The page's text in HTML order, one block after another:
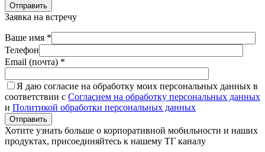
Отправить
Заявка на встречу
Ваше имя *
Телефон
Email (почта) *
Я даю согласие на обработку моих персональных данных в
соответствии с Согласием на обработку персональных данных
и Политикой обработки персональных данных
Отправить
Хотите узнать больше о корпоративной мобильности и наших
продуктах, присоединяйтесь к нашему ТГ каналу